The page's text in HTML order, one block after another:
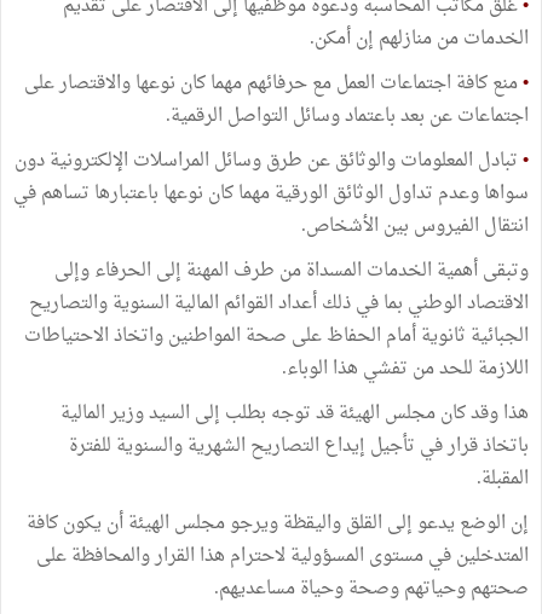
الخدمات من منازلهم إن أمكن.
•منع كافة اجتماعات العمل مع حرفائهم مهما كان نوعها والاقتصار على
اجتماعات عن بعد باعتماد وسائل التواصل الرقمية.
•تبادل المعلومات والوثائق عن طرق وسائل المراسلات الإلكترونية دون
سواها وعدم تداول الوثائق الورقية مهما كان نوعها باعتبارها تساهم في
انتقال الفيروس بين الأشخاص.
وتبقى أهمية الخدمات المسداة من طرف المهنة إلى الحرفاء وإلى
الاقتصاد الوطني بما في ذلك أعداد القوائم المالية السنوية والتصاريح
الجبائية ثانوية أمام الحفاظ على صحة المواطنين واتخاذ الاحتياطات
اللازمة للحد من تفشي هذا الوباء.
هذا وقد كان مجلس الهيئة قد توجه بطلب إلى السيد وزير المالية
باتخاذ قرار في تأجيل إيداع التصاريح الشهرية والسنوية للفترة
المقبلة.
إن الوضع يدعو إلى القلق واليقظة ويرجو مجلس الهيئة أن يكون كافة
المتدخلين في مستوى المسؤولية لاحترام هذا القرار والمحافظة على
صحتهم وحياتهم وصحة وحياة مساعديهم.